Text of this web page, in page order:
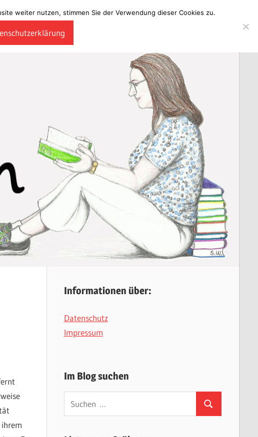
Informationen über:
Datenschutz
Impressum
Im Blog suchen
Suchen
nach:
Suchen
weiter nutzen, stimmen Sie der Verwendung dieser Cookies zu.